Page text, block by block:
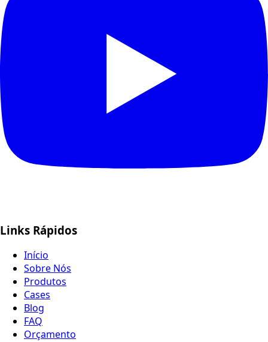
Links Rápidos
Início
Sobre Nós
Produtos
Cases
Blog
FAQ
Orçamento